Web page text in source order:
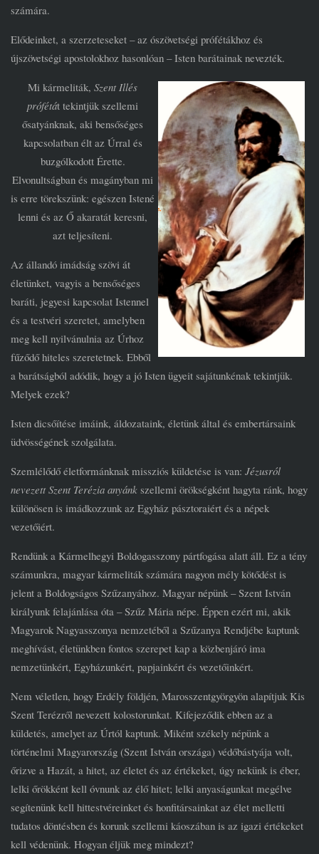
számára.
Elődeinket, a szerzeteseket – az ószövetségi prófétákhoz és
újszövetségi apostolokhoz hasonlóan – Isten barátainak nevezték.
Mi kármeliták, Szent Illés
prófétát tekintjük szellemi
ősatyánknak, aki bensőséges
kapcsolatban élt az Úrral és
buzgólkodott Érette.
Elvonultságban és magányban mi
is erre törekszünk: egészen Istené
lenni és az Ő akaratát keresni,
azt teljesíteni.
Az állandó imádság szövi át
életünket, vagyis a bensőséges
baráti, jegyesi kapcsolat Istennel
és a testvéri szeretet, amelyben
meg kell nyilvánulnia az Úrhoz
fűződő hiteles szeretetnek. Ebből
a barátságból adódik, hogy a jó Isten ügyeit sajátunkénak tekintjük.
Melyek ezek?
Isten dicsőítése imáink, áldozataink, életünk által és embertársaink
üdvösségének szolgálata.
Szemlélődő életformánknak missziós küldetése is van: Jézusról
nevezett Szent Terézia anyánkszellemi örökségként hagyta ránk, hogy
különösen is imádkozzunk az Egyház pásztoraiért és a népek
vezetőiért.
Rendünk a Kármelhegyi Boldogasszony pártfogása alatt áll. Ez a tény
számunkra, magyar kármeliták számára nagyon mély kötődést is
jelent a Boldogságos Szűzanyához. Magyar népünk – Szent István
királyunk felajánlása óta – Szűz Mária népe. Éppen ezért mi, akik
Magyarok Nagyasszonya nemzetéből a Szűzanya Rendjébe kaptunk
meghívást, életünkben fontos szerepet kap a közbenjáró ima
nemzetünkért, Egyházunkért, papjainkért és vezetőinkért.
Nem véletlen, hogy Erdély földjén, Marosszentgyörgyön alapítjuk Kis
Szent Terézről nevezett kolostorunkat. Kifejeződik ebben az a
küldetés, amelyet az Úrtól kaptunk. Miként székely népünk a
történelmi Magyarország (Szent István országa) védőbástyája volt,
őrizve a Hazát, a hitet, az életet és az értékeket, úgy nekünk is éber,
lelki őrökként kell óvnunk az élő hitet; lelki anyaságunkat megélve
segítenünk kell hittestvéreinket és honfitársainkat az élet melletti
tudatos döntésben és korunk szellemi káoszában is az igazi értékeket
kell védenünk. Hogyan éljük meg mindezt?